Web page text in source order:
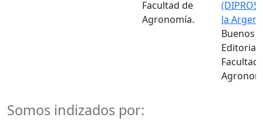
Facultad de
Agronomía.
la
Buenos
Editorial
Facultad